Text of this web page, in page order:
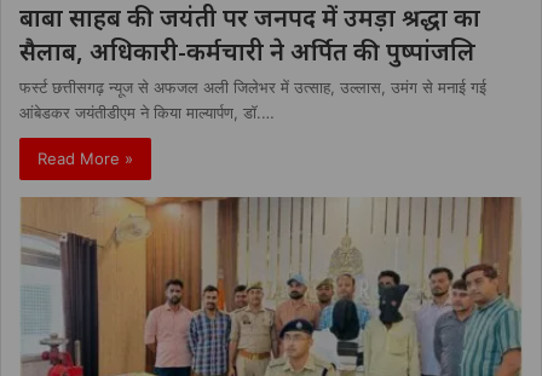
बाबा साहब की जयंती पर जनपद में उमड़ा श्रद्धा का
सैलाब, अधिकारी-कर्मचारी ने अर्पित की पुष्पांजलि
फर्स्ट छत्तीसगढ़ न्यूज से अफजल अली जिलेभर में उत्साह, उल्लास, उमंग से मनाई गई
आंबेडकर जयंतीडीएम ने किया माल्यार्पण, डॉ.…
Read More »